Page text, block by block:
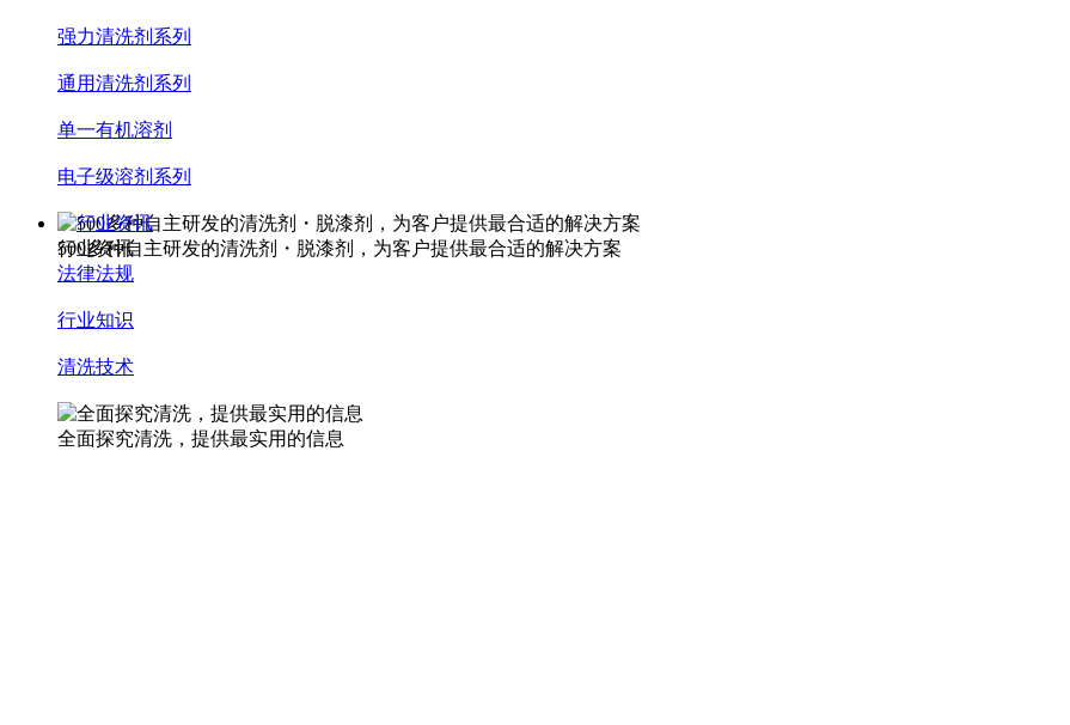
强力清洗剂系列
通用清洗剂系列
单一有机溶剂
电子级溶剂系列
500多种自主研发的清洗剂・脱漆剂，为客户提供最合适的解决方案
行业资讯
行业资讯
法律法规
行业知识
清洗技术
全面探究清洗，提供最实用的信息